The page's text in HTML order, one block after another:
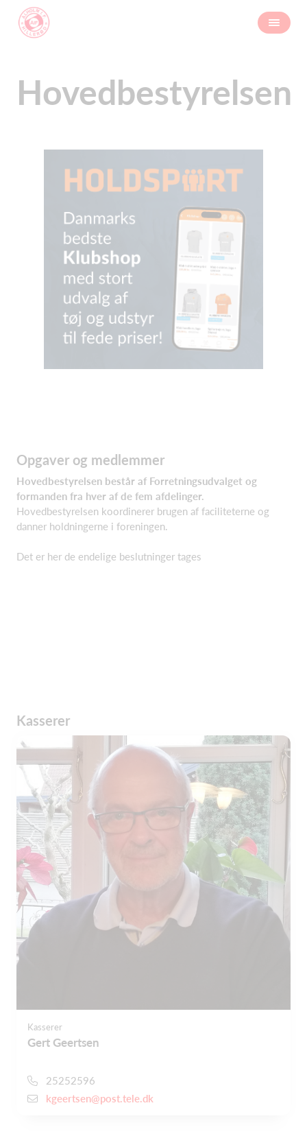
Hovedbestyrelsen
Opgaver og medlemmer
Hovedbestyrelsen består af Forretningsudvalget og
formanden fra hver af de fem afdelinger.
Hovedbestyrelsen koordinerer brugen af faciliteterne og
danner holdningerne i foreningen.
Det er her de endelige beslutninger tages
Kasserer
Kasserer
Gert Geertsen
25252596
kgeertsen@post.tele.dk